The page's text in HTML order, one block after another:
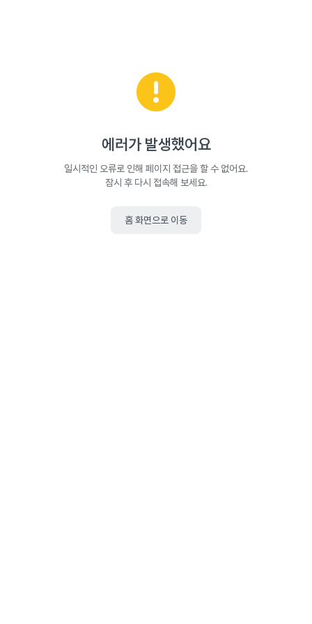
에러가 발생했어요
일시적인 오류로 인해 페이지 접근을 할 수 없어요.
잠시 후 다시 접속해 보세요.
홈 화면으로 이동